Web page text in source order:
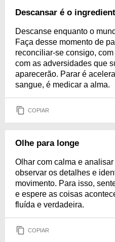
Descansar é o
Descanse enquanto o
Faça desse momento de
reconciliar-se consigo,
com as adversidades que
aparecerão. Parar é
sangue, é medicar a alma.
COPIAR
Olhe para longe
Olhar com calma e
observar os detalhes e
movimento. Para isso,
e espere as coisas
fluída e verdadeira.
COPIAR